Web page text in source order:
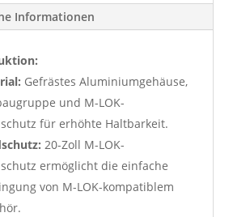
Informationen
Gefrästes Aluminiumgehäuse,
und M-LOK-
für erhöhte Haltbarkeit.
20-Zoll M-LOK-
ermöglicht die einfache
von M-LOK-kompatiblem